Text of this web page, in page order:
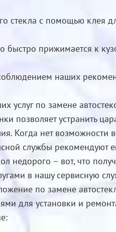
стекла с помощью клея
прижимается к
наших
услуг по замене
позволяет устранить
Когда нет возможности
службы рекомендуют
недорого – вот, что
в нашу сервисную
по замене
для установки и